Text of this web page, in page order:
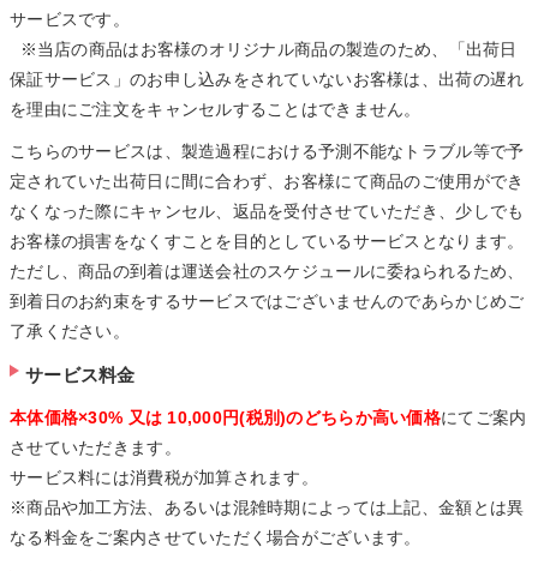
サービスです。
※当店の商品はお客様のオリジナル商品の製造のため、「出荷日
保証サービス」のお申し込みをされていないお客様は、出荷の遅れ
を理由にご注文をキャンセルすることはできません。
こちらのサービスは、製造過程における予測不能なトラブル等で予
定されていた出荷日に間に合わず、お客様にて商品のご使用ができ
なくなった際にキャンセル、返品を受付させていただき、少しでも
お客様の損害をなくすことを目的としているサービスとなります。
ただし、商品の到着は運送会社のスケジュールに委ねられるため、
到着日のお約束をするサービスではございませんのであらかじめご
了承ください。
サービス料金
本体価格×30% 又は 10,000円(税別)のどちらか高い価格にてご案内
させていただきます。
サービス料には消費税が加算されます。
※商品や加工方法、あるいは混雑時期によっては上記、金額とは異
なる料金をご案内させていただく場合がございます。